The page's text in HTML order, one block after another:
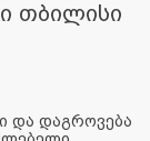
თბილისი
და დაგროვება